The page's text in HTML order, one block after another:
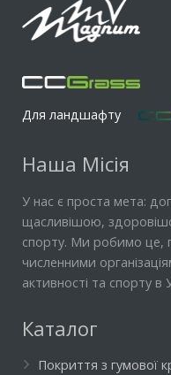
Для ландшафту
Наша Місія
У нас є проста мета:
щасливішою,
спорту. Ми робимо це,
численними
активності та спорту в
Каталог
Покриття з гумової